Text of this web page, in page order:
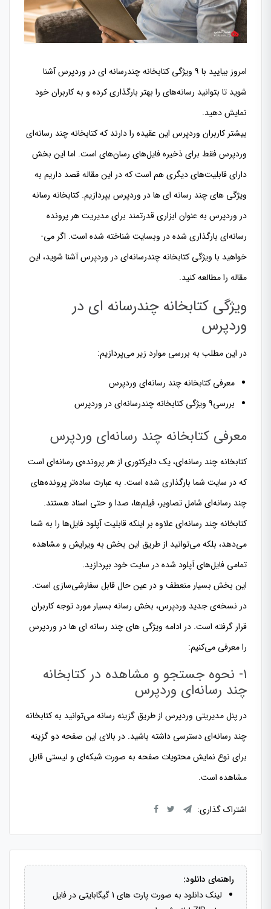
امروز بیایید با ۹ ویژگی کتابخانه چندرسانه ای در وردپرس آشنا
شوید تا بتوانید رسانه‌های را بهتر بارگذاری کرده و به کاربران خود
نمایش دهید.
بیشتر کاربران وردپرس این عقیده را دارند که کتابخانه چند رسانه‌­ای
وردپرس فقط برای ذخیره فایل­‌های رسان‌ه­ای است. اما این بخش
دارای قابلیت­‌های دیگری هم است که در این مقاله قصد داریم به
ویژگی های چند رسانه ای ها در وردپرس بپردازیم. كتابخانه رسانه
در وردپرس به عنوان ابزاری قدرتمند برای مدیریت هر پرونده
رسانه‌­ای بارگذاری شده در وبسایت شناخته شده است. اگر می‌­
خواهید با ویژگی کتابخانه چندرسانه‌­ای در وردپرس آشنا شوید، این
مقاله را مطالعه کنید.
ویژگی کتابخانه چندرسانه ای در
وردپرس
در این مطلب به بررسی موارد زیر می‌­پردازیم:
معرفی کتابخانه چند رسانه‌­ای وردپرس
بررسی9 ویژگی کتابخانه چندرسانه‌­ای در وردپرس
معرفی کتابخانه چند رسانه‌­ای وردپرس
کتابخانه چند رسانه‌­ای، یک دایرکتوری از هر پرونده‌­ی رسانه‌­ای است
که در سایت شما بارگذاری شده است. به عبارت ساده‌­تر پرونده‌­های
چند رسانه‌­ای شامل تصاویر، فیلم‌­ها، صدا و حتی اسناد هستند.
کتابخانه چند رسانه­‌ای علاوه بر اینکه قابلیت آپلود فایل‌­ها را به شما
می­‌دهد، بلکه می‌­توانید از طریق این بخش به ویرایش و مشاهده
تمامی فایل­‌های آپلود شده در سایت خود بپردازید.
این بخش بسیار منعطف و در عین حال قابل سفارشی‌سازی است.
در نسخه­‌ی جدید وردپرس، بخش رسانه بسیار مورد توجه کاربران
قرار گرفته است. در ادامه ویژگی های چند رسانه ای ها در وردپرس
را معرفی می­‌کنیم:
۱- نحوه جستجو و مشاهده در کتابخانه
چند رسانه‌­ای وردپرس
در پنل مدیریتی وردپرس از طریق گزینه رسانه می‌توانید به کتابخانه
چند رسانه‌­ای دسترسی داشته باشید. در بالای این صفحه دو گزینه
برای نوع نمایش محتویات صفحه به صورت شبکه‌­ای و لیستی قابل
مشاهده است.
اشتراک گذاری:
راهنمای دانلود:
لینک دانلود به صورت پارت های 1 گیگابایتی در فایل